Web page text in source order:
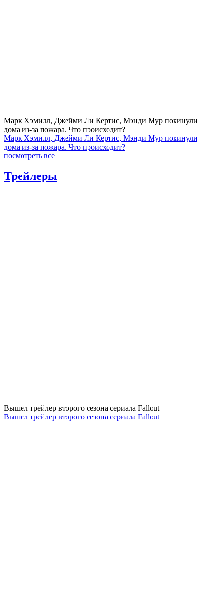
Марк Хэмилл, Джейми Ли Кертис, Мэнди Мур покинули
дома из-за пожара. Что происходит?
Марк Хэмилл, Джейми Ли Кертис, Мэнди Мур покинули
дома из-за пожара. Что происходит?
посмотреть все
Трейлеры
Вышел трейлер второго сезона сериала Fallout
Вышел трейлер второго сезона сериала Fallout